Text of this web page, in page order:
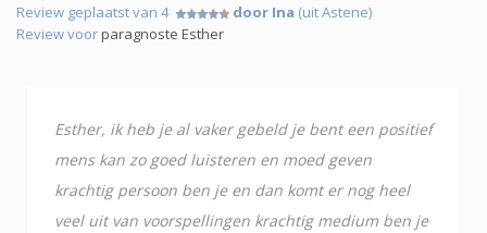
Review geplaatst van 4 door Ina (uit Astene)
Review voorparagnoste Esther
Esther, ik heb je al vaker gebeld je bent een positief
mens kan zo goed luisteren en moed geven
krachtig persoon ben je en dan komt er nog heel
veel uit van voorspellingen krachtig medium ben je